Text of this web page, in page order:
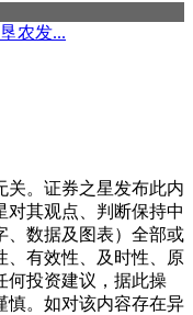
农发...
关。证券之星发布此内
对其观点、判断保持中
、数据及图表）全部或
、有效性、及时性、原
何投资建议，据此操
慎。如对该内容存在异